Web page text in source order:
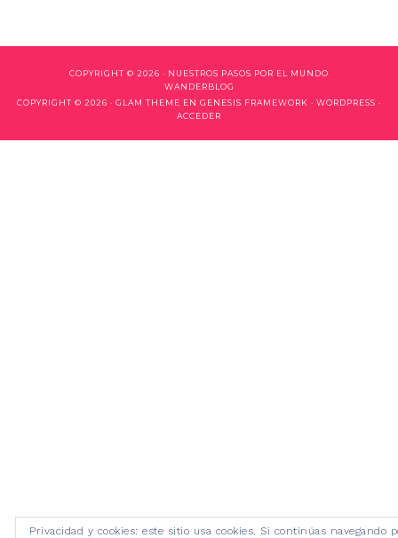
COPYRIGHT © 2026 · NUESTROS PASOS POR EL MUNDO
WANDERBLOG
COPYRIGHT © 2026 · GLAM THEME EN GENESIS FRAMEWORK · WORDPRESS ·
ACCEDER
Privacidad y cookies: este sitio usa cookies. Si continúas navegando